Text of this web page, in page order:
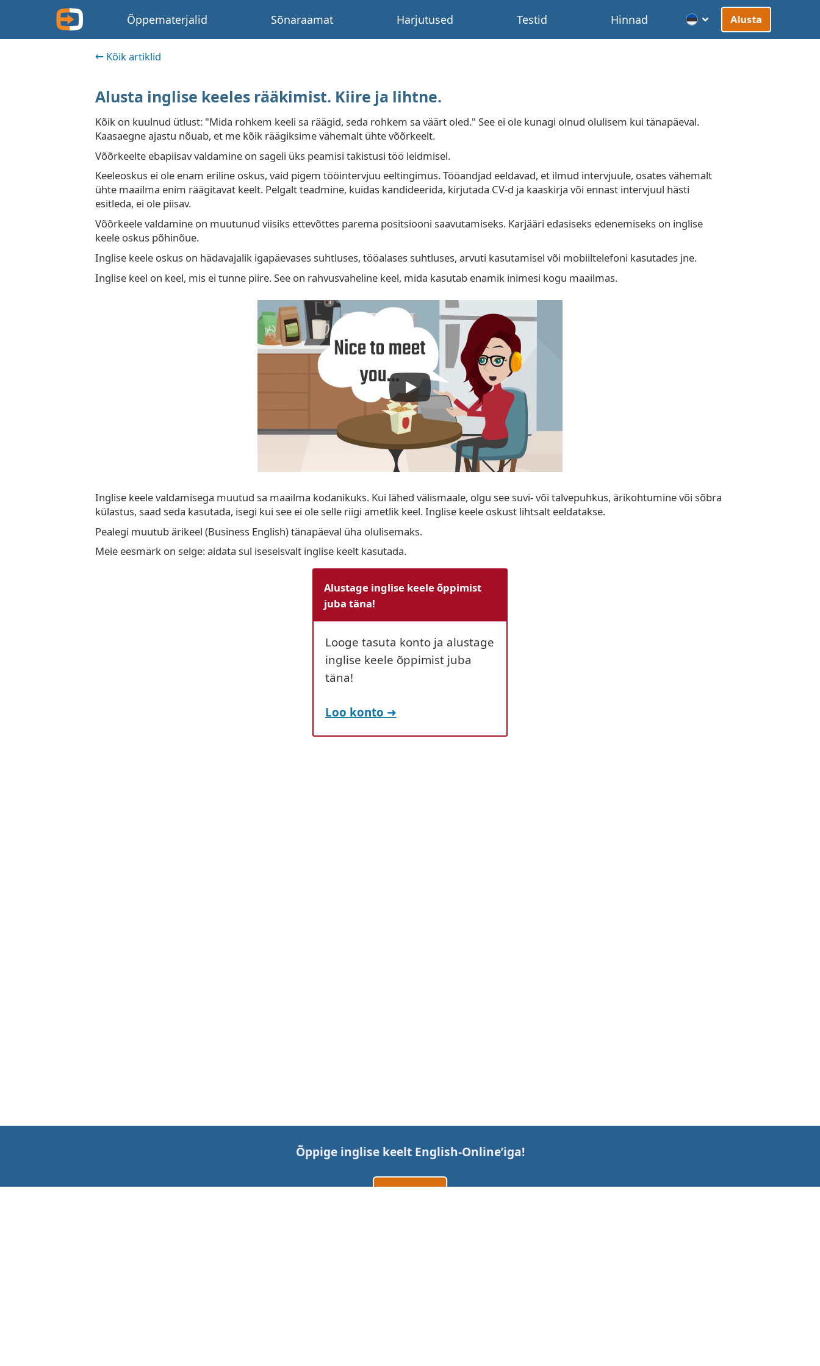
Õppematerjalid Sõnaraamat Harjutused Testid Hinnad Alusta
Kõik artiklid
Alusta inglise keeles rääkimist. Kiire ja lihtne.
Kõik on kuulnud ütlust: "Mida rohkem keeli sa räägid, seda rohkem sa väärt oled." See ei ole kunagi olnud olulisem kui tänapäeval.
Kaasaegne ajastu nõuab, et me kõik räägiksime vähemalt ühte võõrkeelt.
Võõrkeelte ebapiisav valdamine on sageli üks peamisi takistusi töö leidmisel.
Keeleoskus ei ole enam eriline oskus, vaid pigem tööintervjuu eeltingimus. Tööandjad eeldavad, et ilmud intervjuule, osates vähemalt
ühte maailma enim räägitavat keelt. Pelgalt teadmine, kuidas kandideerida, kirjutada CV-d ja kaaskirja või ennast intervjuul hästi
esitleda, ei ole piisav.
Võõrkeele valdamine on muutunud viisiks ettevõttes parema positsiooni saavutamiseks. Karjääri edasiseks edenemiseks on inglise
keele oskus põhinõue.
Inglise keele oskus on hädavajalik igapäevases suhtluses, tööalases suhtluses, arvuti kasutamisel või mobiiltelefoni kasutades jne.
Inglise keel on keel, mis ei tunne piire. See on rahvusvaheline keel, mida kasutab enamik inimesi kogu maailmas.
Inglise keele valdamisega muutud sa maailma kodanikuks. Kui lähed välismaale, olgu see suvi- või talvepuhkus, ärikohtumine või sõbra
külastus, saad seda kasutada, isegi kui see ei ole selle riigi ametlik keel. Inglise keele oskust lihtsalt eeldatakse.
Pealegi muutub ärikeel (Business English) tänapäeval üha olulisemaks.
Meie eesmärk on selge: aidata sul iseseisvalt inglise keelt kasutada.
Alustage inglise keele õppimist
juba täna!
Looge tasuta konto ja alustage
inglise keele õppimist juba
täna!
Loo konto
Õppige inglise keelt English-Online’iga!
Loo konto